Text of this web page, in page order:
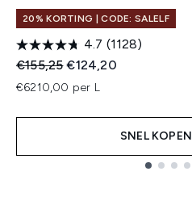
20% KORTING | CODE: SALELF
4.7 (1128)
Recommended Retail Price:
€155,25Huidige prijs:
€124,20
€6210,00 per L
SNEL KOPEN